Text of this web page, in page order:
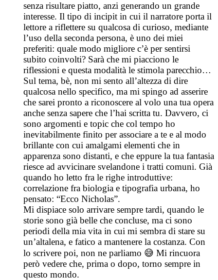
senza risultare piatto, anzi generando un grande
interesse. Il tipo di incipit in cui il narratore porta il
lettore a riflettere su qualcosa di curioso, mediante
l’uso della seconda persona, è uno dei miei
preferiti: quale modo migliore c’è per sentirsi
subito coinvolti? Sarà che mi piacciono le
riflessioni e questa modalità le stimola parecchio…
Sul tema, bè, non mi sento all’altezza di dire
qualcosa nello specifico, ma mi spingo ad asserire
che sarei pronto a riconoscere al volo una tua opera
anche senza sapere che l’hai scritta tu. Davvero, ci
sono argomenti e topic che col tempo ho
inevitabilmente finito per associare a te e al modo
brillante con cui amalgami elementi che in
apparenza sono distanti, e che eppure la tua fantasia
riesce ad avvicinare svelandone i tratti comuni. Già
quando ho letto fra le righe introduttive:
correlazione fra biologia e tipografia urbana, ho
pensato: “Ecco Nicholas”.
Mi dispiace solo arrivare sempre tardi, quando le
storie sono già belle che concluse, ma ci sono
periodi della mia vita in cui mi sembra di stare su
un’altalena, e fatico a mantenere la costanza. Con
lo scrivere poi, non ne parliamo 😅 Mi rincuora
però vedere che, prima o dopo, torno sempre in
questo mondo.